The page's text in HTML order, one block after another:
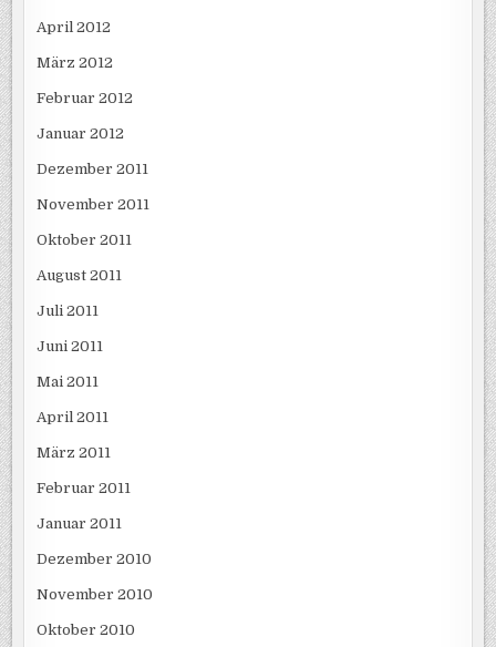
April 2012
März 2012
Februar 2012
Januar 2012
Dezember 2011
November 2011
Oktober 2011
August 2011
Juli 2011
Juni 2011
Mai 2011
April 2011
März 2011
Februar 2011
Januar 2011
Dezember 2010
November 2010
Oktober 2010